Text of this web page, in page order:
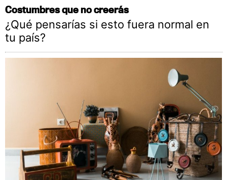
Costumbres que no creerás
¿Qué pensarías si esto fuera normal en
tu país?